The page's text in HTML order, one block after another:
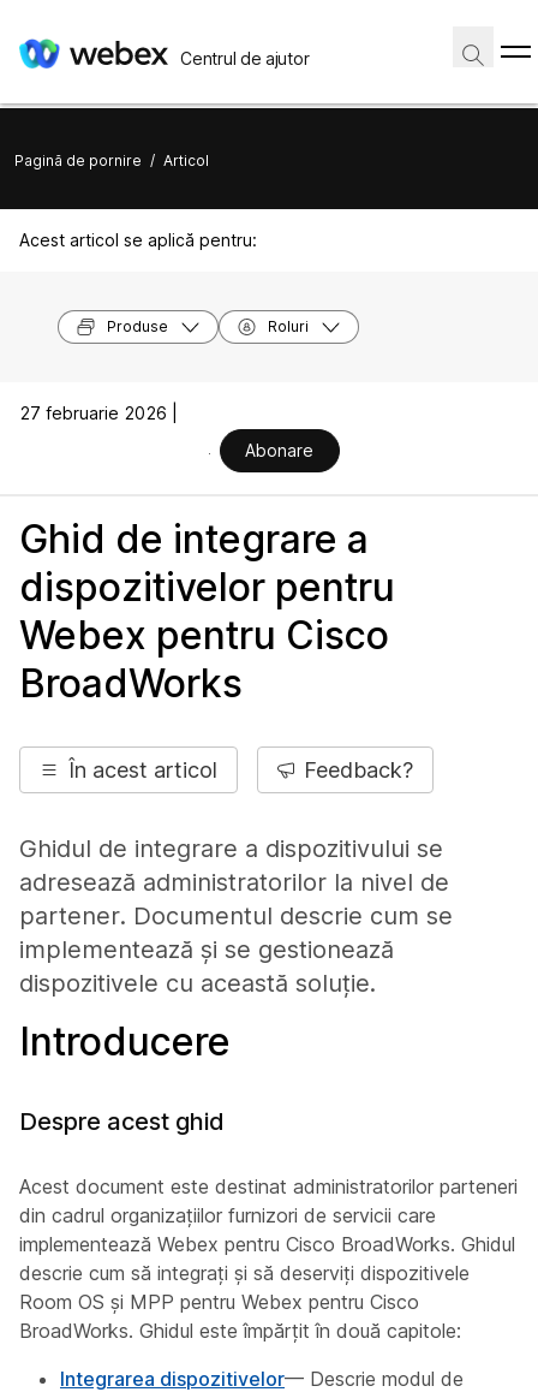
Centrul de ajutor
Pagină de pornire / Articol
Acest articol se aplică pentru:
Produse Roluri
27 februarie 2026 |
Abonare
Ghid de integrare a
dispozitivelor pentru
Webex pentru Cisco
BroadWorks
În acest articol Feedback?
Ghidul de integrare a dispozitivului se
adresează administratorilor la nivel de
partener. Documentul descrie cum se
implementează și se gestionează
dispozitivele cu această soluție.
Introducere
Despre acest ghid
Acest document este destinat administratorilor parteneri
din cadrul organizațiilor furnizori de servicii care
implementează Webex pentru Cisco BroadWorks. Ghidul
descrie cum să integrați și să deserviți dispozitivele
Room OS și MPP pentru Webex pentru Cisco
BroadWorks. Ghidul este împărțit în două capitole:
Integrarea dispozitivelor— Descrie modul de